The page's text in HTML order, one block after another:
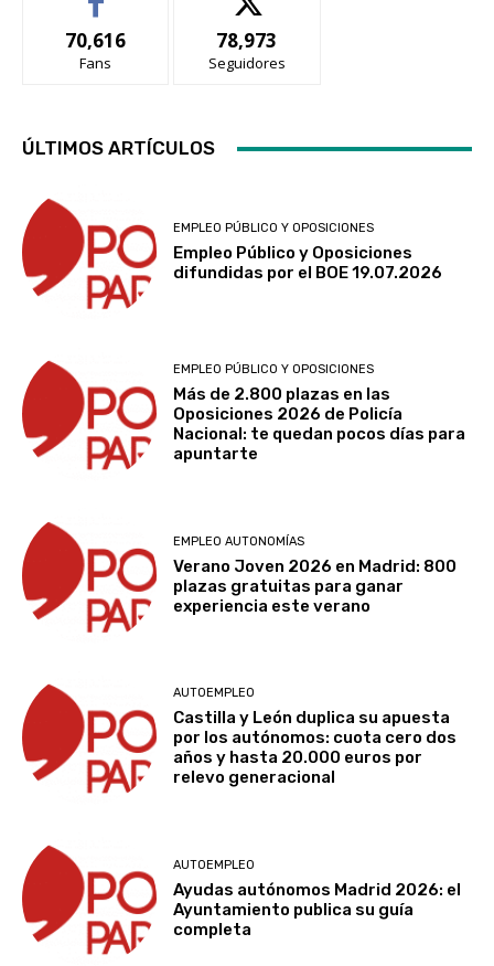
70,616
Fans
78,973
Seguidores
ÚLTIMOS ARTÍCULOS
EMPLEO PÚBLICO Y OPOSICIONES
Empleo Público y Oposiciones
difundidas por el BOE 19.07.2026
EMPLEO PÚBLICO Y OPOSICIONES
Más de 2.800 plazas en las
Oposiciones 2026 de Policía
Nacional: te quedan pocos días para
apuntarte
EMPLEO AUTONOMÍAS
Verano Joven 2026 en Madrid: 800
plazas gratuitas para ganar
experiencia este verano
AUTOEMPLEO
Castilla y León duplica su apuesta
por los autónomos: cuota cero dos
años y hasta 20.000 euros por
relevo generacional
AUTOEMPLEO
Ayudas autónomos Madrid 2026: el
Ayuntamiento publica su guía
completa